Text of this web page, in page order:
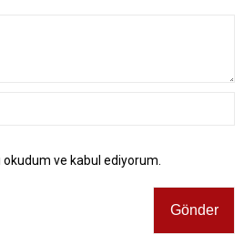
okudum ve kabul ediyorum.